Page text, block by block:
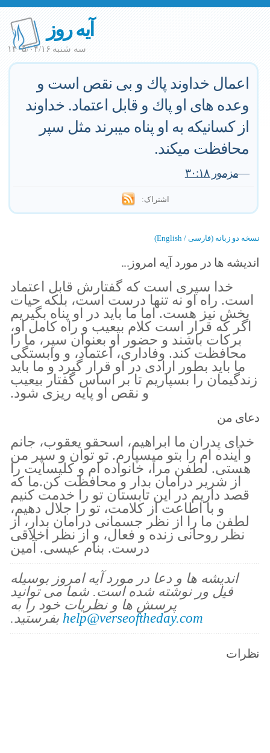
آیه روز
سه شنبه ۱۴۰۵/۰۴/۱۶
اعمال خداوند پاك و بى نقص است و
وعده هاى او پاك و قابل اعتماد. خداوند
از كسانيكه به او پناه ميبرند مثل سپر
محافظت ميكند.
—مزمور ۳۰:۱۸
اشتراک:
نسخه دو زبانه (فارسی / English)
اندیشه ها در مورد آیه امروز...
خدا سپرى است كه گفتارش قابل اعتماد
است. راه او نه تنها درست است، بلكه حيات
بخش نيز هست. اما ما بايد در او پناه بگيريم
اگر كه قرار است كلام بيعيب و راه كامل او،
بركات باشند و حضور او بعنوان سپر، ما را
محافظت كند. وفادارى، اعتماد، و وابستگى
ما بايد بطور ارادى در او قرار گيرد و ما بايد
زندگيمان را بسپاريم تا بر اساس گفتار بيعيب
و نقص او پايه ريزى شود.
دعای من
خداى پدران ما ابراهيم، اسحقو يعقوب، جانم
و آينده ام را بتو ميسپارم. تو توان و سپر من
هستى. لطفن مرا، خانواده ام و كليسايت را
از شرير درامان بدار و محافظت كن.ما كه
قصد داريم در اين تابستان تو را خدمت كنيم
و با اطاعت از كلامت، تو را جلال دهيم،
لطفن ما را از نظر جسمانى درامان بدار، از
نظر روحانى زنده و فعال، و از نظر اخلاقى
درست. بنام عيسى. آمين
اندیشه ها و دعا در مورد آیه امروز بوسیله
فیل ور نوشته شده است. شما می توانید
پرسش ها و نظریات خود را به
help@verseoftheday.com بفرستید.
نظرات